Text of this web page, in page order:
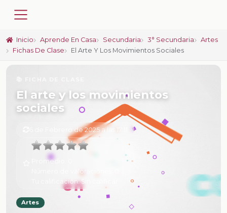
Inicio Aprende En Casa Secundaria 3° Secundaria
Artes
Fichas De Clase
El Arte Y Los Movimientos Sociales
El arte y los movimientos
sociales
6 de Febrero de 2025 a las 17:11
Promedio:
Número de valoraciones:
Tu calificación:Sin calificar
Artes